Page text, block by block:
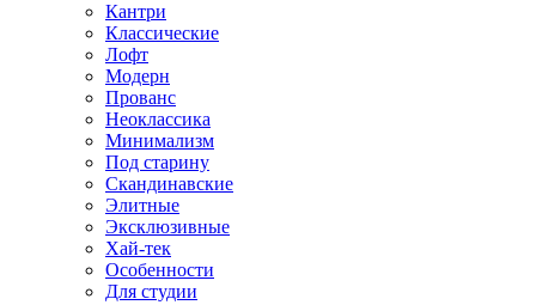
Кантри
Классические
Лофт
Модерн
Прованс
Неоклассика
Минимализм
Под старину
Скандинавские
Элитные
Эксклюзивные
Хай-тек
Особенности
Для студии